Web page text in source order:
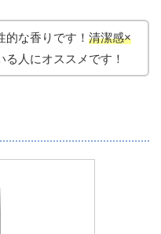
な香りです！ 清潔感×
人にオススメです！